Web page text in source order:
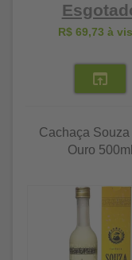
R$ 69,73 à
Cachaça Souza
Ouro 500ml